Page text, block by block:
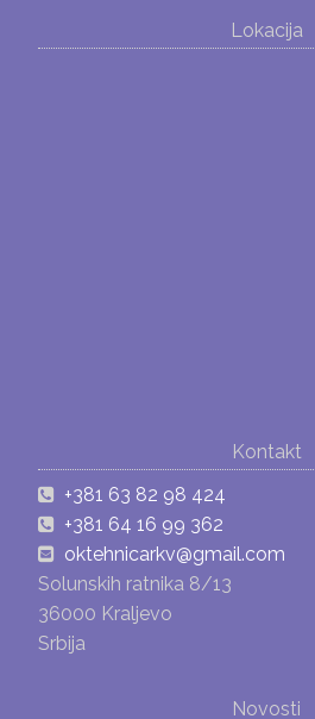
Lokacija
Kontakt
+381 63 82 98 424
+381 64 16 99 362
oktehnicarkv@gmail.com
Solunskih ratnika 8/13
36000 Kraljevo
Srbija
Novosti